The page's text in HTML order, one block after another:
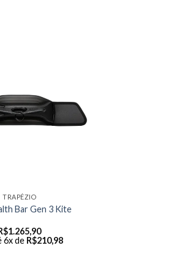
TRAPÉZIO
Bar Gen 3 Kite
1.265,90
6x de R$210,98